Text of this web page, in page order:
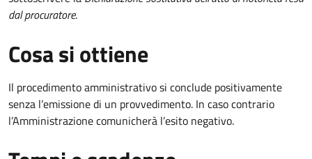
dal procuratore.
Cosa si ottiene
Il procedimento amministrativo si conclude positivamente
senza l’emissione di un provvedimento. In caso contrario
l’Amministrazione comunicherà l’esito negativo.